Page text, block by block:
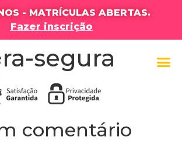
- MATRÍCULAS ABERTAS.
Fazer inscrição
segura
comentário